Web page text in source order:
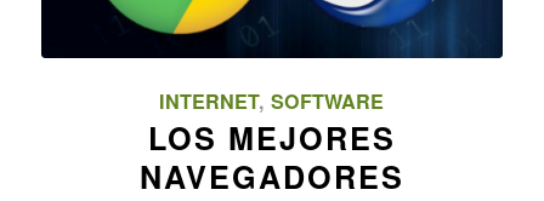
INTERNET,SOFTWARE
LOS MEJORES
NAVEGADORES